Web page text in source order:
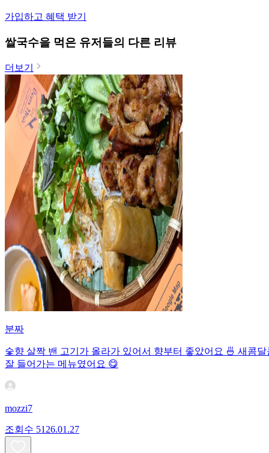
가입하고 혜택 받기
쌀국수을 먹은 유저들의 다른 리뷰
더보기
분짜
숯향 살짝 밴 고기가 올라가 있어서 향부터 좋았어요 🍜 새콤
잘 들어가는 메뉴였어요 😋
mozzi7
조회수 51 26.01.27